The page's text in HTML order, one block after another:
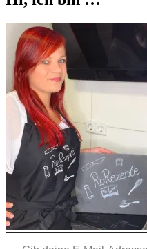
Gib deine E-Mail-Adresse ein ...